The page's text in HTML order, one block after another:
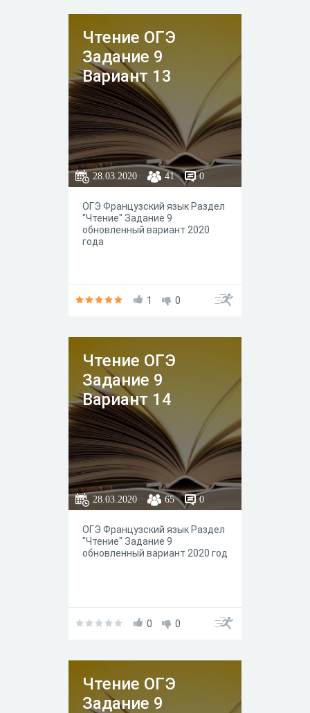
Чтение ОГЭ
Задание 9
Вариант 13
28.03.2020 41 0
ОГЭ Французский язык Раздел
"Чтение" Задание 9
обновленный вариант 2020
года
1 0
Чтение ОГЭ
Задание 9
Вариант 14
28.03.2020 65 0
ОГЭ Французский язык Раздел
"Чтение" Задание 9
обновленный вариант 2020 год
0 0
Чтение ОГЭ
Задание 9